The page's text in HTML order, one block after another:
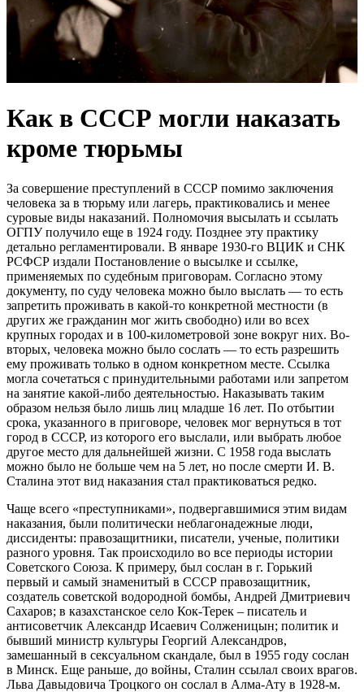
Как в СССР могли наказать
кроме тюрьмы
За совершение преступлений в СССР помимо заключения
человека за в тюрьму или лагерь, практиковались и менее
суровые виды наказаний. Полномочия высылать и ссылать
ОГПУ получило еще в 1924 году. Позднее эту практику
детально регламентировали. В январе 1930-го ВЦИК и СНК
РСФСР издали Постановление о высылке и ссылке,
применяемых по судебным приговорам. Согласно этому
документу, по суду человека можно было выслать — то есть
запретить проживать в какой-то конкретной местности (в
других же гражданин мог жить свободно) или во всех
крупных городах и в 100-километровой зоне вокруг них. Во-
вторых, человека можно было сослать — то есть разрешить
ему проживать только в одном конкретном месте. Ссылка
могла сочетаться с принудительными работами или запретом
на занятие какой-либо деятельностью. Наказывать таким
образом нельзя было лишь лиц младше 16 лет. По отбытии
срока, указанного в приговоре, человек мог вернуться в тот
город в СССР, из которого его выслали, или выбрать любое
другое место для дальнейшей жизни. С 1958 года выслать
можно было не больше чем на 5 лет, но после смерти И. В.
Сталина этот вид наказания стал практиковаться редко.
Чаще всего «преступниками», подвергавшимися этим видам
наказания, были политически неблагонадежные люди,
диссиденты: правозащитники, писатели, ученые, политики
разного уровня. Так происходило во все периоды истории
Советского Союза. К примеру, был сослан в г. Горький
первый и самый знаменитый в СССР правозащитник,
создатель советской водородной бомбы, Андрей Дмитриевич
Сахаров; в казахстанское село Кок-Терек – писатель и
антисоветчик Александр Исаевич Солженицын; политик и
бывший министр культуры Георгий Александров,
замешанный в сексуальном скандале, был в 1955 году сослан
в Минск. Еще раньше, до войны, Сталин ссылал своих врагов.
Льва Давыдовича Троцкого он сослал в Алма-Ату в 1928-м.